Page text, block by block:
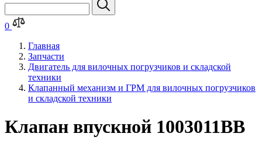
0
Главная
Запчасти
Двигатель для вилочных погрузчиков и складской
техники
Клапанный механизм и ГРМ для вилочных погрузчиков
и складской техники
Клапан впускной 1003011BB